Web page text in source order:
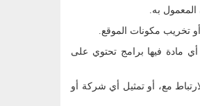
به.
تخريب مكونات الموقع.
مادة فيها برامج تحتوي على
مع، أو تمثيل أي شركة أو